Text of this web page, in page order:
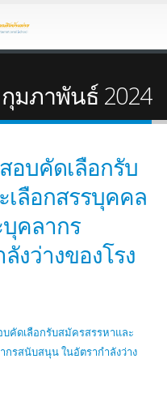
มภาพันธ์ 2024
อบคัดเลือกรับ
ลือกสรรบุคคล
คลากร
งว่างของโรง
คัดเลือกรับสมัครสรรหาและ
รสนับสนุน ในอัตรากำลังว่าง